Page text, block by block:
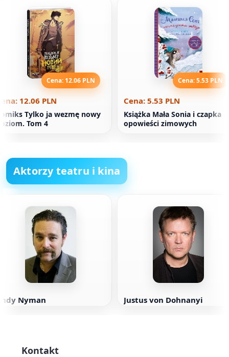
Cena: 12.06 PLN
12.06 PLN
Tylko ja wezmę nowy
Tom 4
Cena: 5.53 PLN
Cena: 5.53 PLN
Książka Mała Sonia i czapka
opowieści zimowych
Aktorzy teatru i kina
Nyman Justus von Dohnanyi
Kontakt